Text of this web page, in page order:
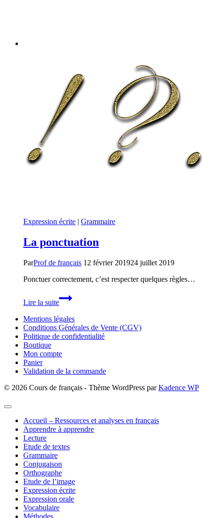
Expression écrite | Grammaire
La ponctuation
ParProf de français 12 février 201924 juillet 2019
Ponctuer correctement, c’est respecter quelques règles…
Lire la suiteponctuation
Mentions légales
Conditions Générales de Vente (CGV)
Politique de confidentialité
Boutique
Mon compte
Panier
Validation de la commande
© 2026 Cours de français - Thème WordPress parKadence WP
Accueil – Ressources et analyses en français
Apprendre à apprendre
Lecture
Etude de textes
Grammaire
Conjugaison
Orthographe
Etude de l’image
Expression écrite
Expression orale
Vocabulaire
Méthodes